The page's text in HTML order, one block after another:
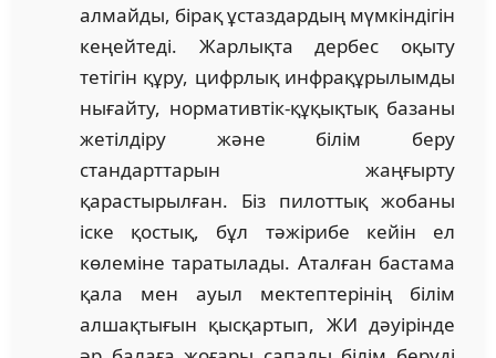
алмайды, бірақ ұстаздардың мүмкіндігін
кеңейтеді. Жарлықта дербес оқыту
тетігін құру, цифрлық инфрақұрылымды
нығайту, нормативтік-құқықтық базаны
жетілдіру және білім беру
стандарттарын жаңғырту
қарастырылған. Біз пилоттық жобаны
іске қостық, бұл тәжірибе кейін ел
көлеміне таратылады. Аталған бастама
қала мен ауыл мектептерінің білім
алшақтығын қысқартып, ЖИ дәуірінде